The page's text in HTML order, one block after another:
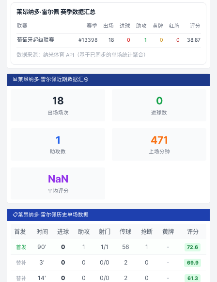
莱昂纳多·雷尔佩赛季数据汇总
联赛 赛季 出场 进球 助攻 黄牌 红牌 评分
葡萄牙超级联赛 #13398 18 0 1 0 0 38.87
数据来源： 纳米体育 API（基于已同步的单场统计聚合）
📊莱昂纳多·雷尔佩近期数据汇总
18
出场场次
0
进球数
1
助攻数
471
上场分钟
NaN
平均评分
📋莱昂纳多·雷尔佩历史单场数据
首发 时间 进球 助攻 射门 传球 抢断 黄牌 评分
首发 90' 0 1 1/1 56 1 - 72.6
替补 3' 0 0 0/0 2 0 - 69.9
替补 14' 0 0 0/0 2 0 - 61.3